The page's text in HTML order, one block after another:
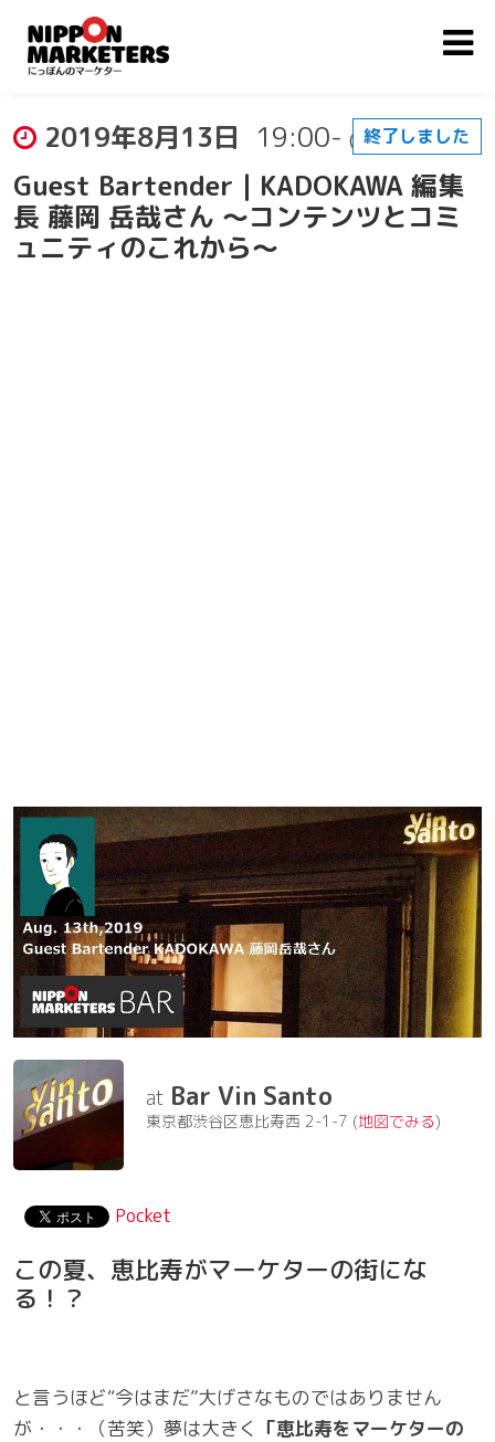
終了しました
2019年8月13日 19:00- (開場: 19:00)
Guest Bartender｜KADOKAWA 編集
長 藤岡 岳哉さん ～コンテンツとコミ
ュニティのこれから～
Bar Vin Santo
東京都渋谷区恵比寿西 2-1-7 (地図でみる)
Pocket
この夏、恵比寿がマーケターの街にな
る！？
と言うほど“今はまだ”大げさなものではありません
が・・・（苦笑）夢は大きく 「恵比寿をマーケターの